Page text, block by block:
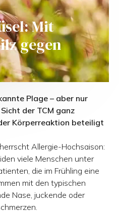
Mit
gegen
Plage – aber nur
der TCM ganz
Körperreaktion beteiligt
Allergie-Hochsaison:
viele Menschen unter
die im Frühling eine
mit den typischen
Nase, juckende oder